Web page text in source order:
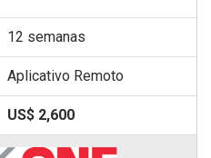
12 semanas
Aplicativo Remoto
US$ 2,600